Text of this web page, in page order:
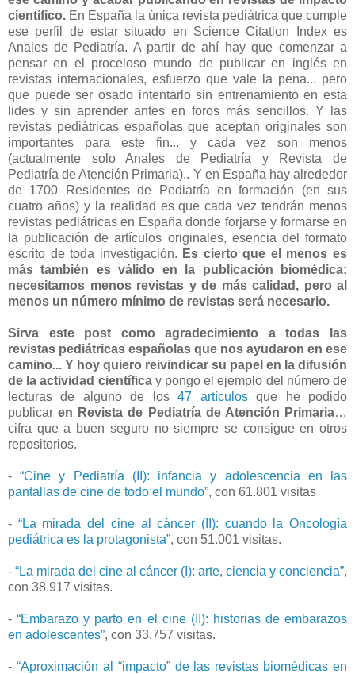
científico. En España la única revista pediátrica que cumple
ese perfil de estar situado en Science Citation Index es
Anales de Pediatría. A partir de ahí hay que comenzar a
pensar en el proceloso mundo de publicar en inglés en
revistas internacionales, esfuerzo que vale la pena... pero
que puede ser osado intentarlo sin entrenamiento en esta
lides y sin aprender antes en foros más sencillos. Y las
revistas pediátricas españolas que aceptan originales son
importantes para este fin... y cada vez son menos
(actualmente solo Anales de Pediatría y Revista de
Pediatría de Atención Primaria).. Y en España hay alrededor
de 1700 Residentes de Pediatría en formación (en sus
cuatro años) y la realidad es que cada vez tendrán menos
revistas pediátricas en España donde forjarse y formarse en
la publicación de artículos originales, esencia del formato
escrito de toda investigación. Es cierto que el menos es
más también es válido en la publicación biomédica:
necesitamos menos revistas y de más calidad, pero al
menos un número mínimo de revistas será necesario.
Sirva este post como agradecimiento a todas las
revistas pediátricas españolas que nos ayudaron en ese
camino... Y hoy quiero reivindicar su papel en la difusión
de la actividad científicay pongo el ejemplo del número de
lecturas de alguno de los47 artículosque he podido
publicaren Revista de Pediatría de Atención Primaria…
cifra que a buen seguro no siempre se consigue en otros
repositorios.
-“Cine y Pediatría (II): infancia y adolescencia en las
pantallas de cine de todo el mundo”, con 61.801 visitas
- “La mirada del cine al cáncer (II): cuando la Oncología
pediátrica es la protagonista”, con 51.001 visitas.
- “La mirada del cine al cáncer (I): arte, ciencia y conciencia”,
con 38.917 visitas.
-“Embarazo y parto en el cine (II): historias de embarazos
en adolescentes”, con 33.757 visitas.
- “Aproximación al “impacto” de las revistas biomédicas en